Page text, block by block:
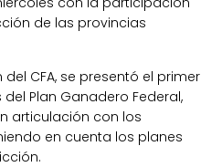
de las provincias
CFA, se presentó el primer
Plan Ganadero Federal,
articulación con los
en cuenta los planes